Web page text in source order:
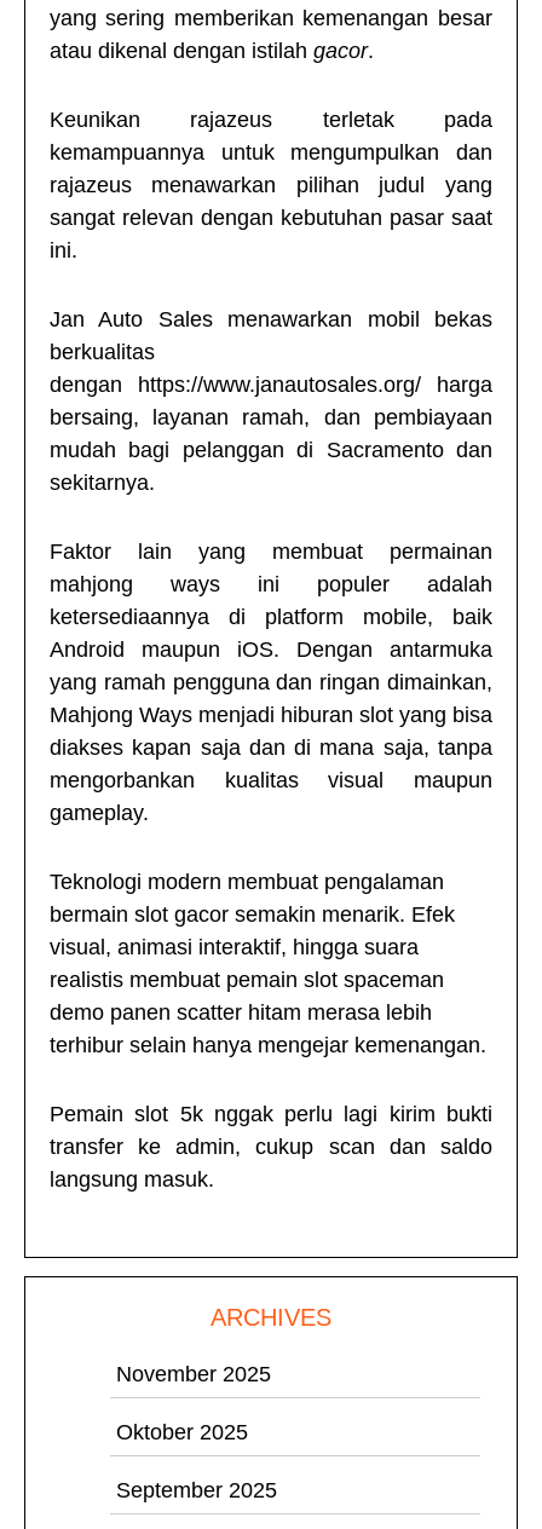
yang sering memberikan kemenangan besar
atau dikenal dengan istilah gacor.
Keunikan rajazeus terletak pada
kemampuannya untuk mengumpulkan dan
rajazeus menawarkan pilihan judul yang
sangat relevan dengan kebutuhan pasar saat
ini.
Jan Auto Sales menawarkan mobil bekas
berkualitas
dengan https://www.janautosales.org/ harga
bersaing, layanan ramah, dan pembiayaan
mudah bagi pelanggan di Sacramento dan
sekitarnya.
Faktor lain yang membuat permainan
mahjong ways ini populer adalah
ketersediaannya di platform mobile, baik
Android maupun iOS. Dengan antarmuka
yang ramah pengguna dan ringan dimainkan,
Mahjong Ways menjadi hiburan slot yang bisa
diakses kapan saja dan di mana saja, tanpa
mengorbankan kualitas visual maupun
gameplay.
Teknologi modern membuat pengalaman
bermain slot gacor semakin menarik. Efek
visual, animasi interaktif, hingga suara
realistis membuat pemain slot spaceman
demo panen scatter hitam merasa lebih
terhibur selain hanya mengejar kemenangan.
Pemainslot 5knggak perlu lagi kirim bukti
transfer ke admin, cukup scan dan saldo
langsung masuk.
ARCHIVES
November 2025
Oktober 2025
September 2025